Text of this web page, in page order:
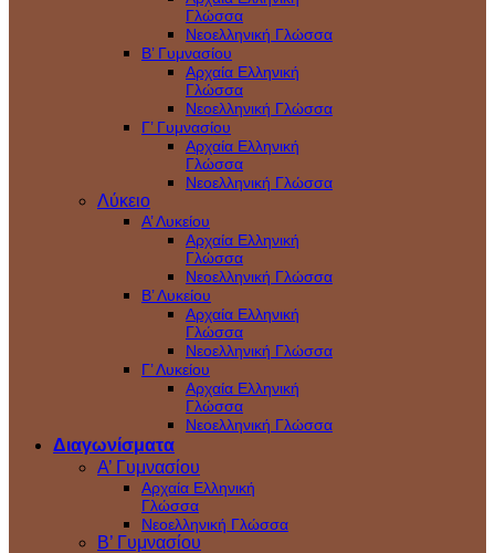
Γλώσσα
Νεοελληνική Γλώσσα
Β’ Γυμνασίου
Αρχαία Ελληνική
Γλώσσα
Νεοελληνική Γλώσσα
Γ’ Γυμνασίου
Αρχαία Ελληνική
Γλώσσα
Νεοελληνική Γλώσσα
Λύκειο
Α’ Λυκείου
Αρχαία Ελληνική
Γλώσσα
Νεοελληνική Γλώσσα
Β’ Λυκείου
Αρχαία Ελληνική
Γλώσσα
Νεοελληνική Γλώσσα
Γ’ Λυκείου
Αρχαία Ελληνική
Γλώσσα
Νεοελληνική Γλώσσα
Διαγωνίσματα
Α’ Γυμνασίου
Αρχαία Ελληνική
Γλώσσα
Νεοελληνική Γλώσσα
Β’ Γυμνασίου